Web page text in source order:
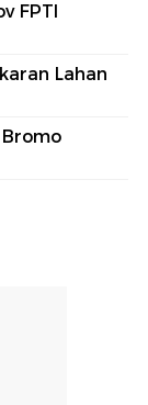
FPTI
Lahan